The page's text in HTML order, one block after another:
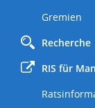
Gremien
Recherche
RIS für